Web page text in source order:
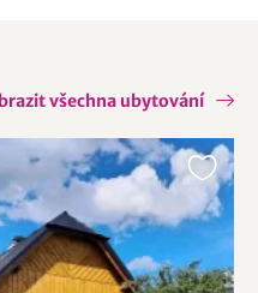
všechna ubytování